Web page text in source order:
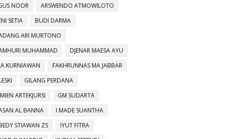
NOOR
ARSWENDO ATMOWILOTO
SETIA
BUDI DARMA
ARI MURTONO
MUHAMMAD
DJENAR MAESA AYU
KURNIAWAN
FAKHRUNNAS MA JABBAR
GILANG PERDANA
ARTEKJURSI
GM SUDARTA
AL BANNA
I MADE SUANTHA
STIAWAN ZS
IYUT FITRA